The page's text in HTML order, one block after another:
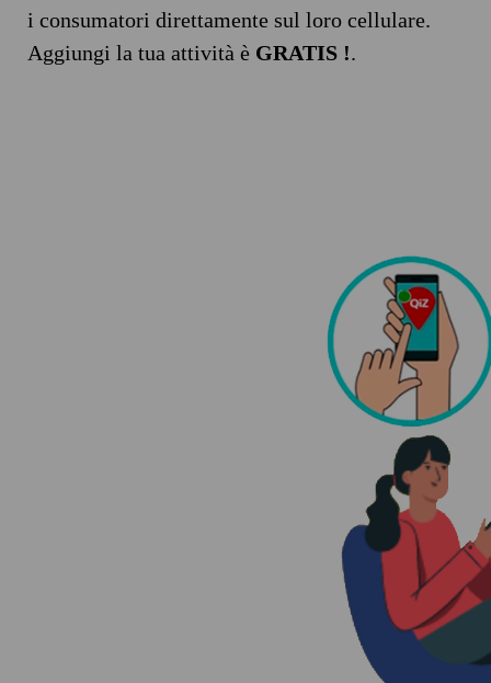
i consumatori direttamente sul loro cellulare.
Aggiungi la tua attività è GRATIS !.